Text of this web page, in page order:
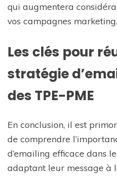
qui augmentera
vos campagnes marketing.
Les clés pour
stratégie
des TPE-PME
En conclusion, il est
de comprendre
d’emailing efficace dans
adaptant leur message à